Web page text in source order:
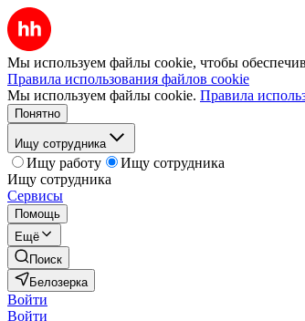
Мы используем файлы cookie, чтобы
Правила использования файлов cookie
Мы используем файлы cookie. Правила
Понятно
Ищу сотрудника
Ищу работу
Ищу сотрудника
Ищу сотрудника
Сервисы
Помощь
Ещё
Поиск
Белозерка
Войти
Войти